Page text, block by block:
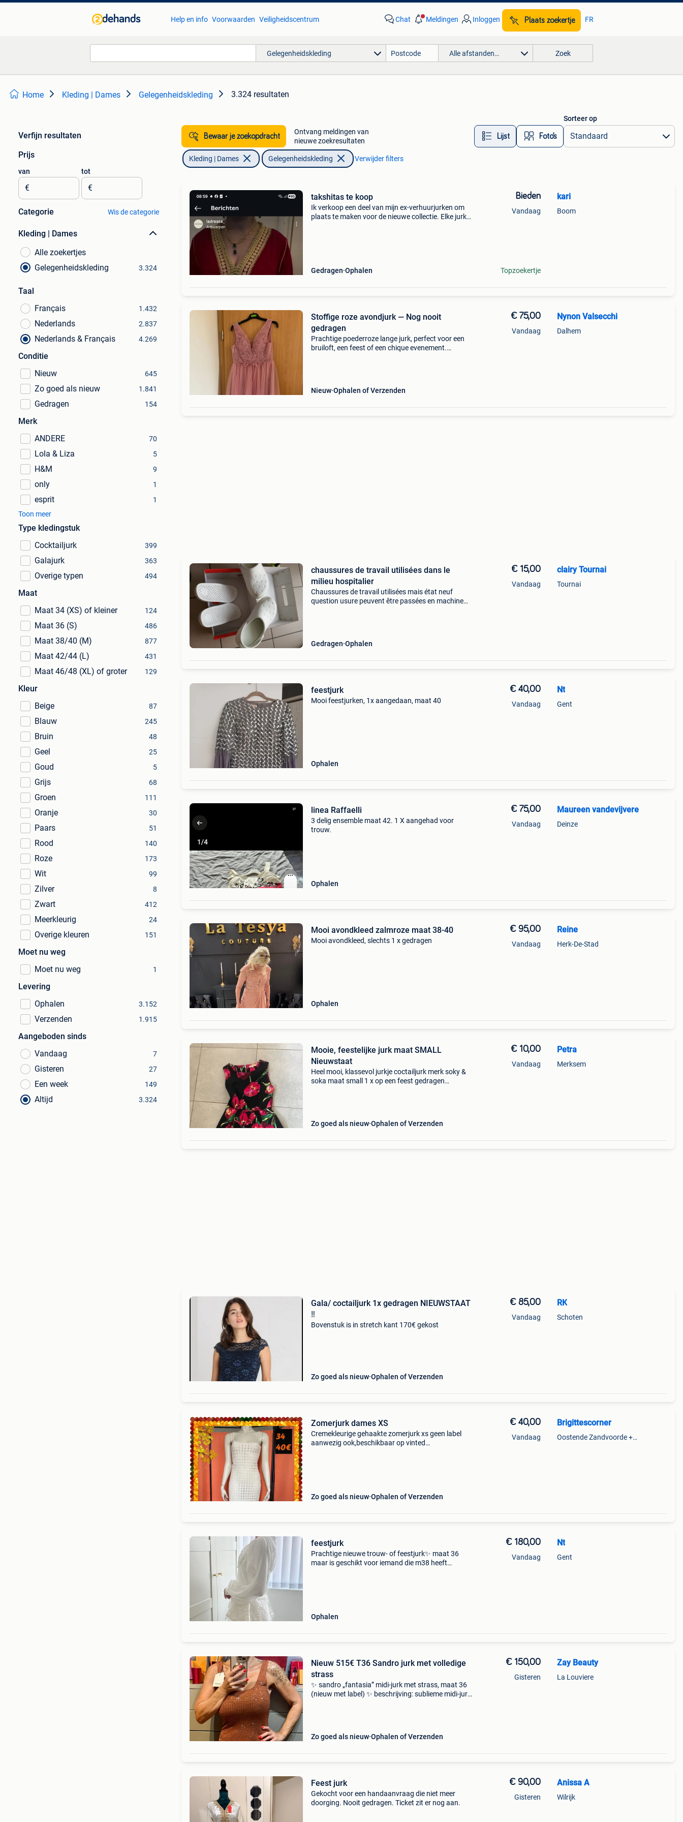
Help en info Voorwaarden Veiligheidscentrum Chat Meldingen Inloggen Plaats zoekertje FR
Gelegenheidskleding Alle afstanden… Zoek
Home Kleding | Dames Gelegenheidskleding 3.324 resultaten
Verfijn resultaten
Prijs
van
€
tot
€
Categorie Wis de categorie
Kleding | Dames
Alle zoekertjes
Gelegenheidskleding
3.324
Taal
Français
1.432
Nederlands 2.837
Nederlands & Français 4.269
Conditie
Nieuw
645
Zo goed als nieuw 1.841
Gedragen 154
Merk
ANDERE
70
Lola & Liza 5
H&M 9
only 1
esprit
1
Toon meer
Type kledingstuk
Cocktailjurk
399
Galajurk 363
Overige typen 494
Maat
Maat 34 (XS) of kleiner
124
Maat 36 (S) 486
Maat 38/40 (M) 877
Maat 42/44 (L) 431
Maat 46/48 (XL) of groter 129
Kleur
Beige
87
Blauw 245
Bruin 48
Geel 25
Goud 5
Grijs 68
Groen 111
Oranje 30
Paars 51
Rood 140
Roze 173
Wit 99
Zilver 8
Zwart 412
Meerkleurig 24
Overige kleuren 151
Moet nu weg
Moet nu weg
1
Levering
Ophalen
3.152
Verzenden 1.915
Aangeboden sinds
Vandaag
7
Gisteren 27
Een week 149
Altijd 3.324
Bewaar je zoekopdracht
Ontvang meldingen van
nieuwe zoekresultaten
Lijst Foto’s
Sorteer op
Kleding | Dames Gelegenheidskleding Verwijder filters
takshitas te koop
Ik verkoop een deel van mijn ex-verhuurjurken om
plaats te maken voor de nieuwe collectie. Elke jurk
Gedragen Ophalen
Bieden
Vandaag
Topzoekertje
kari
Boom
Stoffige roze avondjurk — Nog nooit
gedragen
Prachtige poederroze lange jurk, perfect voor een
bruiloft, een feest of een chique evenement.
Nieuw Ophalen of Verzenden
€ 75,00
Vandaag
Nynon Valsecchi
Dalhem
chaussures de travail utilisées dans le
milieu hospitalier
Chaussures de travail utilisées mais état neuf
question usure peuvent être passées en machine
Gedragen Ophalen
€ 15,00
Vandaag
clairy Tournai
Tournai
feestjurk
Mooi feestjurken, 1x aangedaan, maat 40
Ophalen
€ 40,00
Vandaag
Nt
Gent
linea Raffaelli
3 delig ensemble maat 42. 1 X aangehad voor
trouw.
Ophalen
€ 75,00
Vandaag
Maureen vandevijvere
Deinze
Mooi avondkleed zalmroze maat 38-40
Mooi avondkleed, slechts 1 x gedragen
Ophalen
€ 95,00
Vandaag
Reine
Herk-De-Stad
Mooie, feestelijke jurk maat SMALL
Nieuwstaat
Heel mooi, klassevol jurkje coctailjurk merk soky &
soka maat small 1 x op een feest gedragen
Zo goed als nieuw Ophalen of Verzenden
€ 10,00
Vandaag
Petra
Merksem
Gala/ coctailjurk 1x gedragen NIEUWSTAAT
‼️
Bovenstuk is in stretch kant 170€ gekost
Zo goed als nieuw Ophalen of Verzenden
€ 85,00
Vandaag
RK
Schoten
Zomerjurk dames XS
Cremekleurige gehaakte zomerjurk xs geen label
aanwezig ook,beschikbaar op vinted
Zo goed als nieuw Ophalen of Verzenden
€ 40,00
Vandaag
Brigittescorner
Oostende Zandvoorde +Oostende
feestjurk
Prachtige nieuwe trouw- of feestjurk✨️ maat 36
maar is geschikt voor iemand die m38 heeft
Ophalen
€ 180,00
Vandaag
Nt
Gent
Nieuw 515€ T36 Sandro jurk met volledige
strass
✨ sandro „fantasia” midi-jurk met strass, maat 36
(nieuw met label) ✨ beschrijving: sublieme midi-jurk
Zo goed als nieuw Ophalen of Verzenden
€ 150,00
Gisteren
Zay Beauty
La Louviere
Feest jurk
Gekocht voor een handaanvraag die niet meer
doorging. Nooit gedragen. Ticket zit er nog aan.
€ 90,00
Gisteren
Anissa A
Wilrijk